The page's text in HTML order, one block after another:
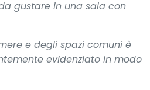
gustare in una sala con
e degli spazi comuni è
evidenziato in modo